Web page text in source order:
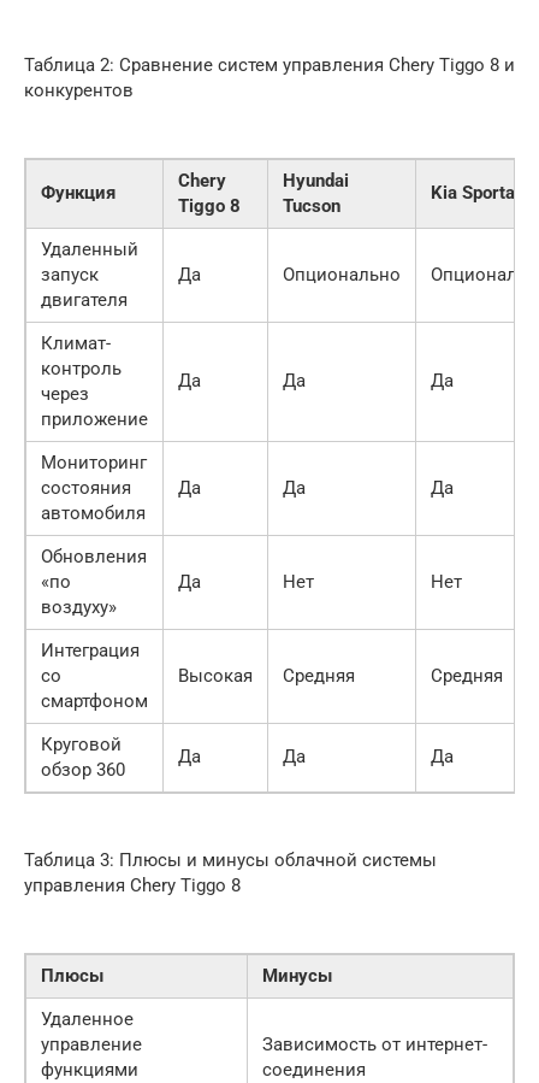
Таблица 2: Сравнение систем управления Chery Tiggo 8 и
конкурентов
Функция
Chery
Tiggo 8
Hyundai
Tucson
Kia Sportage
Удаленный
запуск
двигателя
Да Опционально
Климат-
контроль
через
приложение
Да Да Да
Мониторинг
состояния
автомобиля
Да Да Да
Обновления
«по
воздуху»
Да Нет Нет
Интеграция
со
смартфоном
Высокая Средняя Средняя
Круговой
обзор 360
Да Да Да
Таблица 3: Плюсы и минусы облачной системы
управления Chery Tiggo 8
Плюсы
Минусы
Удаленное
управление
функциями
Зависимость от интернет-
соединения